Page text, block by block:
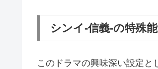
シンイ-信義-の特殊
このドラマの興味深い設定と